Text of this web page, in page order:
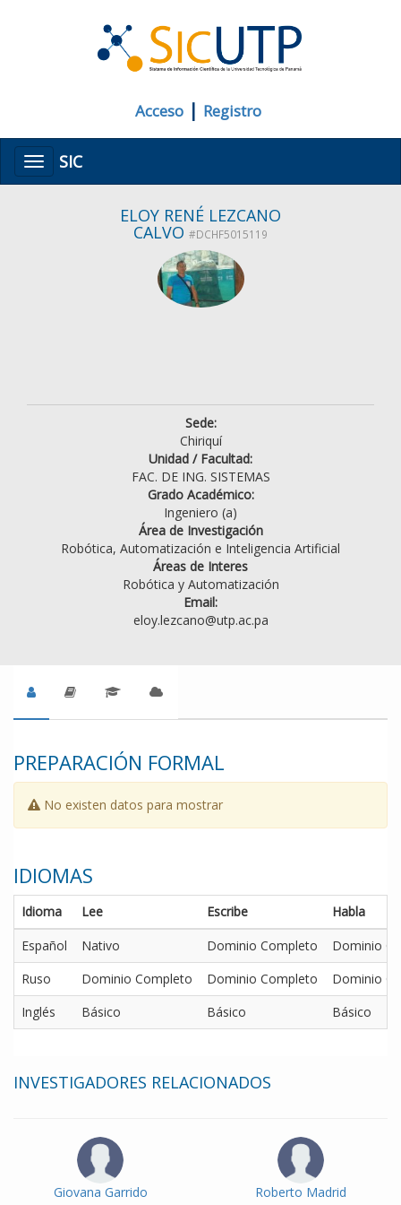
Acceso | Registro
MenúSIC
ELOY RENÉ LEZCANO
CALVO #DCHF5015119
Sede:
Chiriquí
Unidad / Facultad:
FAC. DE ING. SISTEMAS
Grado Académico:
Ingeniero (a)
Área de Investigación
Robótica, Automatización e Inteligencia Artificial
Áreas de Interes
Robótica y Automatización
Email:
eloy.lezcano@utp.ac.pa
PREPARACIÓN FORMAL
No existen datos para mostrar
IDIOMAS
Idioma Lee Escribe
Habla
Español
Nativo Dominio Completo
Dominio
Ruso
Dominio Completo Dominio Completo
Dominio
Inglés
Básico Básico Básico
INVESTIGADORES RELACIONADOS
Giovana Garrido Roberto Madrid